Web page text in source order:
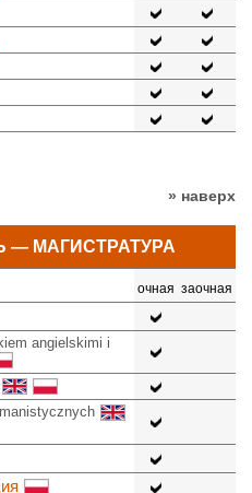
» наверх
— МАГИСТРАТУРА
очная заочная
angielskimi i